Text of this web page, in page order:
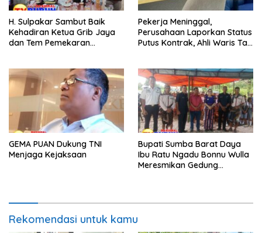
H. Sulpakar Sambut Baik
Kehadiran Ketua Grib Jaya
dan Tem Pemekaran
Pekerja Meninggal,
Perusahaan Laporkan Status
Putus Kontrak, Ahli Waris Tak
GEMA PUAN Dukung TNI
Menjaga Kejaksaan
Bupati Sumba Barat Daya
Ibu Ratu Ngadu Bonnu Wulla
Meresmikan Gedung
Rekomendasi untuk kamu